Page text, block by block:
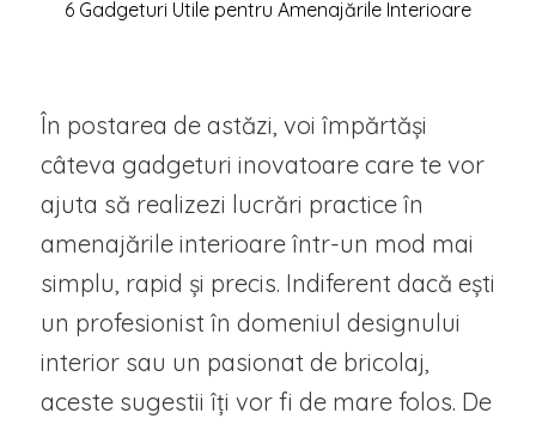
6 Gadgeturi Utile pentru Amenajările Interioare
În postarea de astăzi, voi împărtăși
câteva gadgeturi inovatoare care te vor
ajuta să realizezi lucrări practice în
amenajările interioare într-un mod mai
simplu, rapid și precis. Indiferent dacă ești
un profesionist în domeniul designului
interior sau un pasionat de bricolaj,
aceste sugestii îți vor fi de mare folos. De